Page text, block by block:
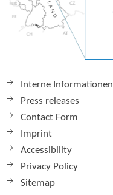
Interne Informationen
Press releases
Contact Form
Imprint
Accessibility
Privacy Policy
Sitemap